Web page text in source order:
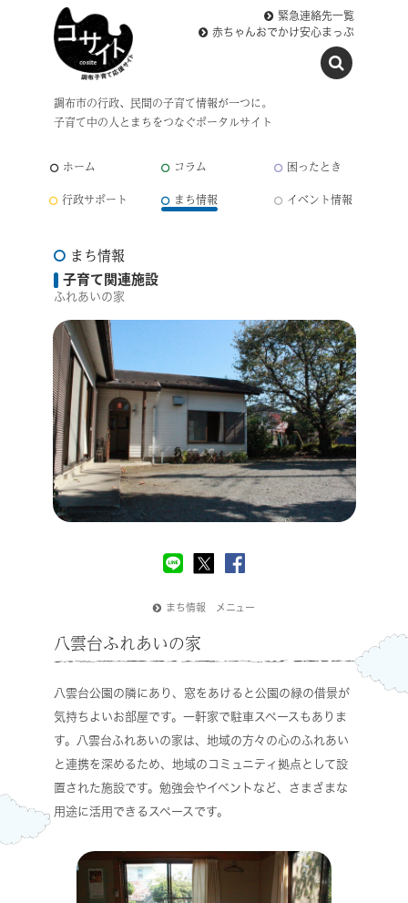
調布市の行政、民間の子育て情報が一つに。
子育て中の人とまちをつなぐポータルサイト
緊急連絡先一覧
赤ちゃんおでかけ安心まっぷ
ホーム コラム
困ったとき
行政サポート
まち情報 イベント情報
まち情報
子育て関連施設
ふれあいの家
まち情報 メニュー
八雲台ふれあいの家
八雲台公園の隣にあり、窓をあけると公園の緑の借景が
気持ちよいお部屋です。一軒家で駐車スペースもありま
す。八雲台ふれあいの家は、地域の方々の心のふれあい
と連携を深めるため、地域のコミュニティ拠点として設
置された施設です。勉強会やイベントなど、さまざまな
用途に活用できるスペースです。